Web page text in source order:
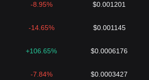
-8.95% $0.001201
-14.65% $0.001145
+106.65% $0.0006176
-7.84% $0.0003427